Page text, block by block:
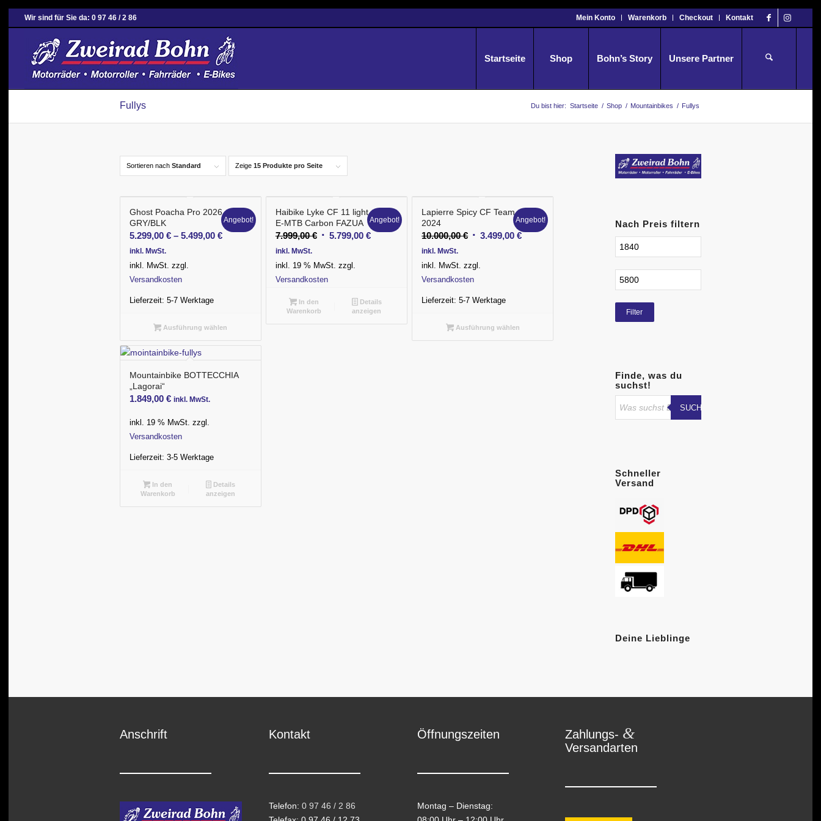
Mein Konto Warenkorb Checkout Kontakt
Wir sind für Sie da: 0 97 46 / 2 86
Startseite Shop Bohn’s Story Unsere Partner
Fullys Du bist hier: Startseite / Shop / Mountainbikes / Fullys
Sortieren nach Standard Zeige 15 Produkte pro Seite
Ghost Poacha Pro 2026
GRY/BLK
5.299,00 €– 5.499,00 €
inkl. MwSt.
Angebot!
inkl. MwSt. zzgl.
Versandkosten
Lieferzeit: 5-7 Werktage
Ausführung wählen
Haibike Lyke CF 11 light
E-MTB Carbon FAZUA
7.999,00€ Ursprünglicher
war:
7.999,00 €
5.799,00 €Aktueller
inkl. MwSt.
Angebot!
inkl. 19 % MwSt. zzgl.
Versandkosten
In den
Warenkorb
Details
anzeigen
Lapierre Spicy CF Team
2024
10.000,00€ Ursprünglicher
war:
10.000,00 €
3.499,00€Aktueller
inkl. MwSt.
Angebot!
inkl. MwSt. zzgl.
Versandkosten
Lieferzeit:5-7 Werktage
Ausführung wählen
Mountainbike BOTTECCHIA
„Lagorai“
1.849,00 € inkl. MwSt.
inkl. 19 % MwSt. zzgl.
Versandkosten
Lieferzeit: 3-5 Werktage
In den
Warenkorb
Details
anzeigen
Nach Preis filtern
Filter
Finde, was du
suchst!
SUCHE STARTEN
Schneller
Versand
Deine Lieblinge
Anschrift Kontakt
Telefon: 0 97 46 / 2 86
Öffnungszeiten
Montag – Dienstag:
Zahlungs- &
Versandarten